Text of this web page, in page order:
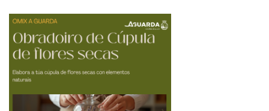
BEAT
REGRESA
OS
DÍAS
31
DE
XULLO
E